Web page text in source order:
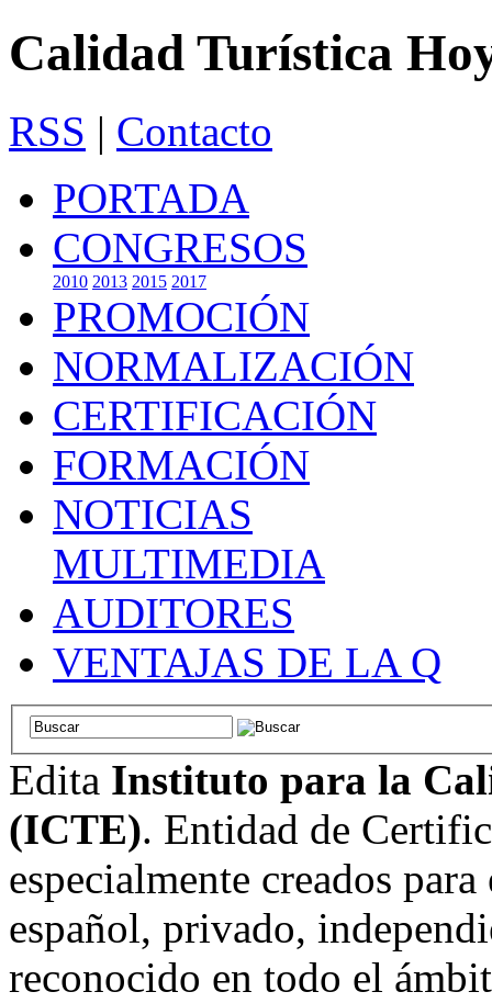
Calidad Turística
RSS | Contacto
PORTADA
CONGRESOS
2010 2013 2015 2017
PROMOCIÓN
NORMALIZACIÓN
CERTIFICACIÓN
FORMACIÓN
NOTICIAS
MULTIMEDIA
AUDITORES
VENTAJAS DE LA Q
Edita Instituto para la
(ICTE). Entidad de
especialmente creados
español, privado,
reconocido en todo el